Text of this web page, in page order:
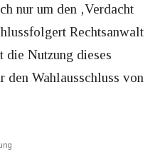
nur um den ‚Verdacht
Rechtsanwalt
Nutzung dieses
den Wahlausschluss von